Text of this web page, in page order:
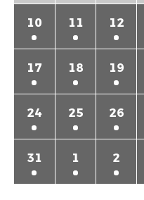
10 11 12
17 18 19
24 25 26
31 1 2